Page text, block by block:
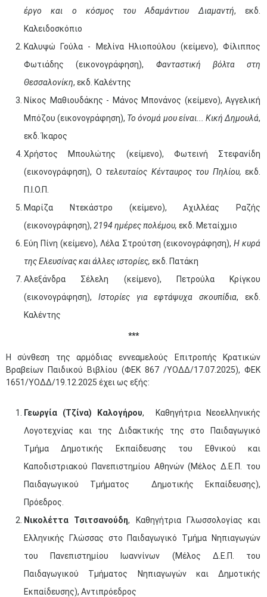
έργο και ο κόσμος του Αδαμάντιου Διαμαντή, εκδ.
Καλειδοσκόπιο
Καλυψώ Γούλα - Μελίνα Ηλιοπούλου (κείμενο), Φίλιππος
Φωτιάδης (εικονογράφηση), Φανταστική βόλτα στη
Θεσσαλονίκη, εκδ. Καλέντης
Νίκος Μαθιουδάκης - Μάνος Μπονάνος (κείμενο), Αγγελική
Μπόζου (εικονογράφηση), Το όνομά μου είναι... Κική Δημουλά,
εκδ. Ίκαρος
Χρήστος Μπουλώτης (κείμενο), Φωτεινή Στεφανίδη
(εικονογράφηση), Ο τελευταίος Κένταυρος του Πηλίου, εκδ.
Π.Ι.Ο.Π.
Μαρίζα Ντεκάστρο (κείμενο), Αχιλλέας Ραζής
(εικονογράφηση), 2194 ημέρες πολέμου, εκδ. Μεταίχμιο
Εύη Πίνη (κείμενο), Λέλα Στρούτση (εικονογράφηση), Η κυρά
της Ελευσίνας και άλλες ιστορίες, εκδ. Πατάκη
Αλεξάνδρα Σέλελη (κείμενο), Πετρούλα Κρίγκου
(εικονογράφηση), Ιστορίες για εφτάψυχα σκουπίδια, εκδ.
Καλέντης
***
H σύνθεση της αρμόδιας εννεαμελούς Επιτροπής Κρατικών
Βραβείων Παιδικού Βιβλίου (ΦΕΚ 867 /ΥΟΔΔ/17.07.2025), ΦΕΚ
1651/ΥΟΔΔ/19.12.2025 έχει ως εξής:
Γεωργία (Τζίνα) Καλογήρου, Καθηγήτρια Νεοελληνικής
Λογοτεχνίας και της Διδακτικής της στο Παιδαγωγικό
Τμήμα Δημοτικής Εκπαίδευσης του Εθνικού και
Καποδιστριακού Πανεπιστημίου Αθηνών (Μέλος Δ.Ε.Π. του
Παιδαγωγικού Τμήματος Δημοτικής Εκπαίδευσης),
Πρόεδρος.
Νικολέττα Τσιτσανούδη, Καθηγήτρια Γλωσσολογίας και
Ελληνικής Γλώσσας στο Παιδαγωγικό Τμήμα Νηπιαγωγών
του Πανεπιστημίου Ιωαννίνων (Μέλος Δ.Ε.Π. του
Παιδαγωγικού Τμήματος Νηπιαγωγών και Δημοτικής
Εκπαίδευσης), Αντιπρόεδρος